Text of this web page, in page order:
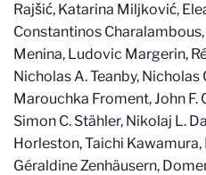
Rajšić, Katarina Miljković,
Constantinos Charalambous,
Menina, Ludovic Margerin,
Nicholas A. Teanby,
Marouchka Froment, John F.
Simon C. Stähler, Nikolaj L.
Horleston, Taichi
Géraldine Zenhäusern,